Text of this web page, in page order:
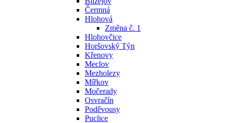
Čermná
Hlohová
Změna č. 1
Hlohovčice
Horšovský Týn
Křenovy
Meclov
Mezholezy
Mířkov
Močerady
Osvračín
Poděvousy
Puclice